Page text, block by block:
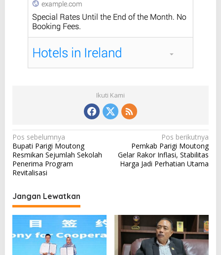
Ikuti Kami
N
a
v
i
g
a
i
Pos sebelumnya
Bupati Parigi Moutong
Resmikan Sejumlah Sekolah
Penerima Program
Revitalisasi
Pos berikutnya
Pemkab Parigi Moutong
Gelar Rakor Inflasi, Stabilitas
Harga Jadi Perhatian Utama
Jangan Lewatkan